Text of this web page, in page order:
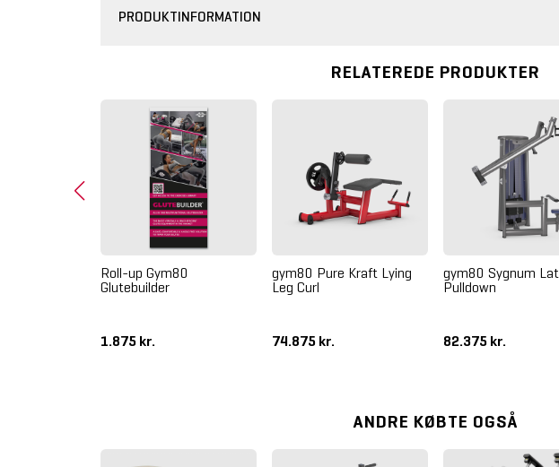
PRODUKTINFORMATION
RELATEREDE PRODUKTER
Roll-up Gym80
Glutebuilder
1.875 kr.
gym80 Pure Kraft Lying
Leg Curl
74.875 kr.
gym80 Sygnum Lat
Pulldown
82.375 kr.
ANDRE KØBTE OGSÅ